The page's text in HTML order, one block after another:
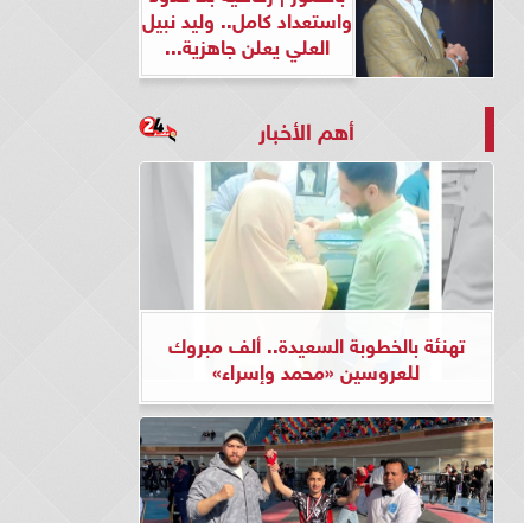
واستعداد كامل.. وليد نبيل
العلي يعلن جاهزية...
أهم الأخبار
تهنئة بالخطوبة السعيدة.. ألف مبروك
للعروسين «محمد وإسراء»